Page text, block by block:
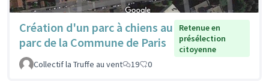
Création d'un parc à chiens au
parc de la Commune de Paris
Retenue en
présélection
citoyenne
Collectif la Truffe au vent
19 0